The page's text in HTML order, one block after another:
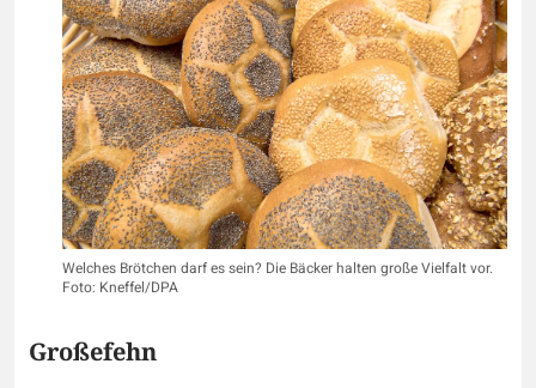
Welches Brötchen darf es sein? Die Bäcker halten große Vielfalt vor.
Foto: Kneffel/DPA
Großefehn